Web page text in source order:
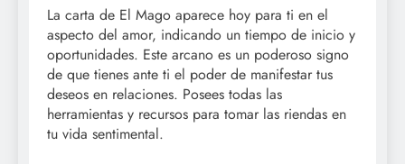
La carta de El Mago aparece hoy para ti en el
aspecto del amor, indicando un tiempo de inicio y
oportunidades. Este arcano es un poderoso signo
de que tienes ante ti el poder de manifestar tus
deseos en relaciones. Posees todas las
herramientas y recursos para tomar las riendas en
tu vida sentimental.